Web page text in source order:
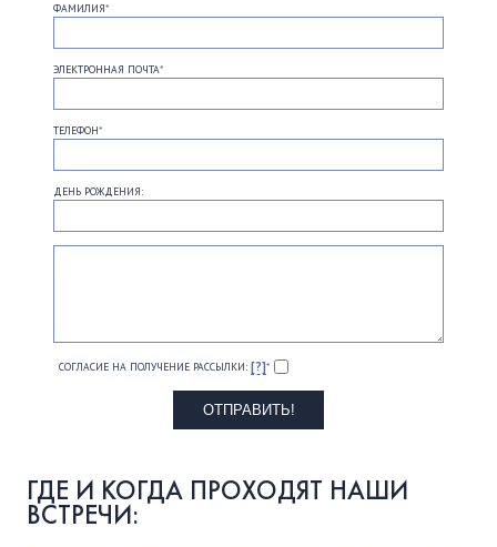
ФАМИЛИЯ*
ЭЛЕКТРОННАЯ ПОЧТА*
ТЕЛЕФОН*
ДЕНЬ РОЖДЕНИЯ:
СОГЛАСИЕ НА ПОЛУЧЕНИЕ РАССЫЛКИ: [?]*
ГДЕ И КОГДА ПРОХОДЯТ НАШИ
ВСТРЕЧИ: